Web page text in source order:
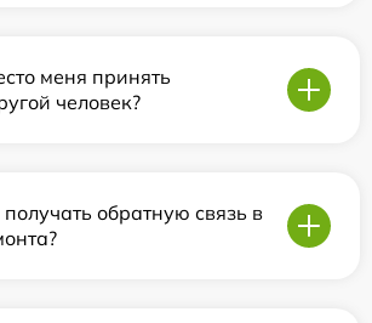
меня принять
человек?
обратную связь в